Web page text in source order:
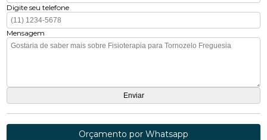
Digite seu telefone
Mensagem
Orçamento por Whatsapp